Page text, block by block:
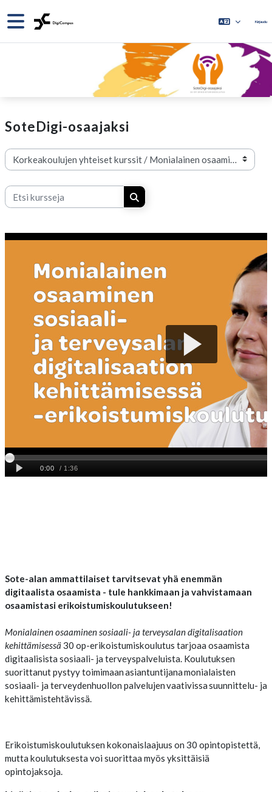
Sivupaneeli Kirjaudu
SoteDigi-osaajaksi
Kurssikategoriat
Etsi kursseja
Etsi kursseja
Sote-alan ammattilaiset tarvitsevat yhä enemmän
digitaalista osaamista - tule hankkimaan ja vahvistamaan
osaamistasi erikoistumiskoulutukseen!
Monialainen osaaminen sosiaali- ja terveysalan digitalisaation
kehittämisessä30 op-erikoistumiskoulutus tarjoaa osaamista
digitaalisista sosiaali- ja terveyspalveluista. Koulutuksen
suorittanutpystyy toimimaan asiantuntijana monialaisten
sosiaali- ja terveydenhuollon palvelujen vaativissa suunnittelu- ja
kehittämistehtävissä.
Erikoistumiskoulutuksen kokonaislaajuus on 30 opintopistettä,
mutta koulutuksesta voi suorittaa myös yksittäisiä
opintojaksoja.